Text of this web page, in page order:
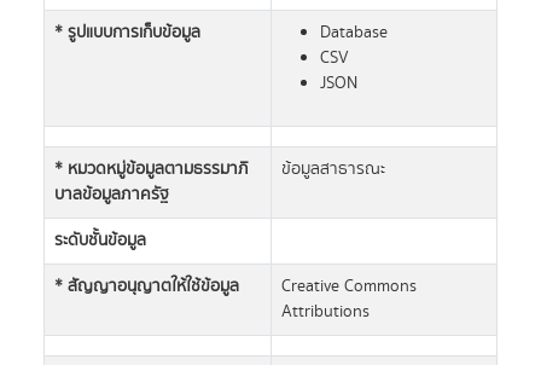
* รูปแบบการเก็บข้อมูล
Database
CSV
JSON
* หมวดหมู่ข้อมูลตามธรรมาภิ
บาลข้อมูลภาครัฐ
ข้อมูลสาธารณะ
ระดับชั้นข้อมูล
* สัญญาอนุญาตให้ใช้ข้อมูล
Creative Commons
Attributions